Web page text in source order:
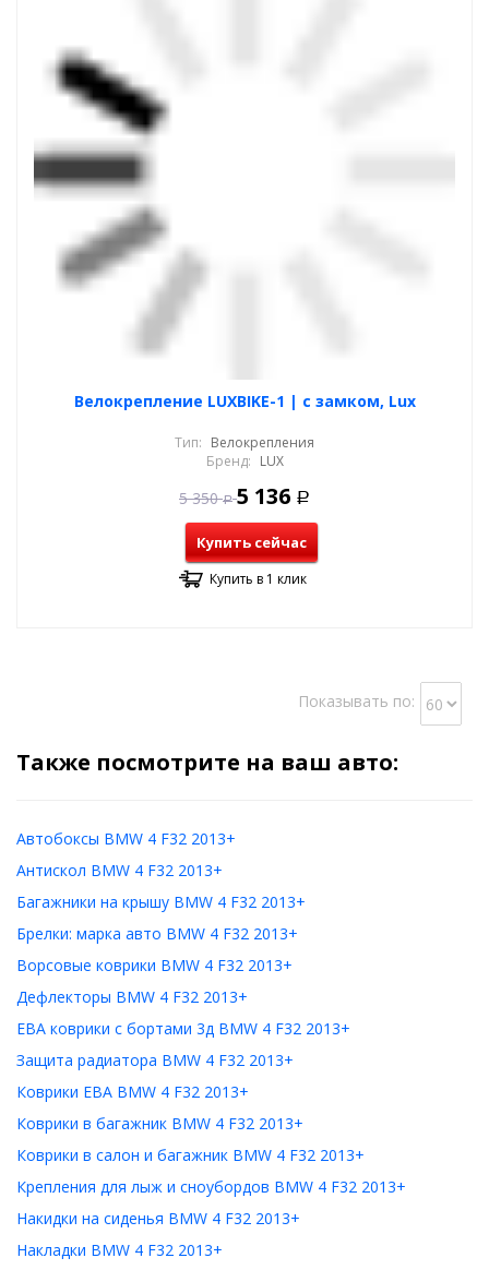
Велокрепление LUXBIKE-1 | с замком, Lux
Тип: Велокрепления
Бренд: LUX
5 350 Р 5 136 Р
Купить сейчас
Купить в 1 клик
Показывать по:
Также посмотрите на ваш авто:
Автобоксы BMW 4 F32 2013+
Антискол BMW 4 F32 2013+
Багажники на крышу BMW 4 F32 2013+
Брелки: марка авто BMW 4 F32 2013+
Ворсовые коврики BMW 4 F32 2013+
Дефлекторы BMW 4 F32 2013+
ЕВА коврики с бортами 3д BMW 4 F32 2013+
Защита радиатора BMW 4 F32 2013+
Коврики ЕВА BMW 4 F32 2013+
Коврики в багажник BMW 4 F32 2013+
Коврики в салон и багажник BMW 4 F32 2013+
Крепления для лыж и сноубордов BMW 4 F32 2013+
Накидки на сиденья BMW 4 F32 2013+
Накладки BMW 4 F32 2013+